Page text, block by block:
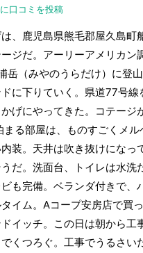
口コミを投稿
、鹿児島県熊毛郡屋久島
ジだ。アーリーアメリカ
岳（みやのうらだけ）に登
に下りていく。県道77号
げにやってきた。コテー
まる部屋は、ものすごくメ
装。天井は吹き抜けにな
だ。洗面台、トイレは水
も完備。ベランダ付きで
イム。Aコープ安房店で買
イッチ。この日は朝から
くつろぐ。工事でうるさい